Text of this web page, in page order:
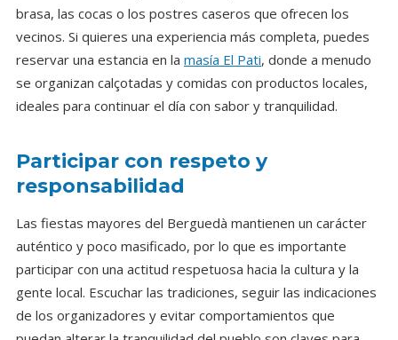
brasa, las cocas o los postres caseros que ofrecen los
vecinos. Si quieres una experiencia más completa, puedes
reservar una estancia en la masía El Pati, donde a menudo
se organizan calçotadas y comidas con productos locales,
ideales para continuar el día con sabor y tranquilidad.
Participar con respeto y
responsabilidad
Las fiestas mayores del Berguedà mantienen un carácter
auténtico y poco masificado, por lo que es importante
participar con una actitud respetuosa hacia la cultura y la
gente local. Escuchar las tradiciones, seguir las indicaciones
de los organizadores y evitar comportamientos que